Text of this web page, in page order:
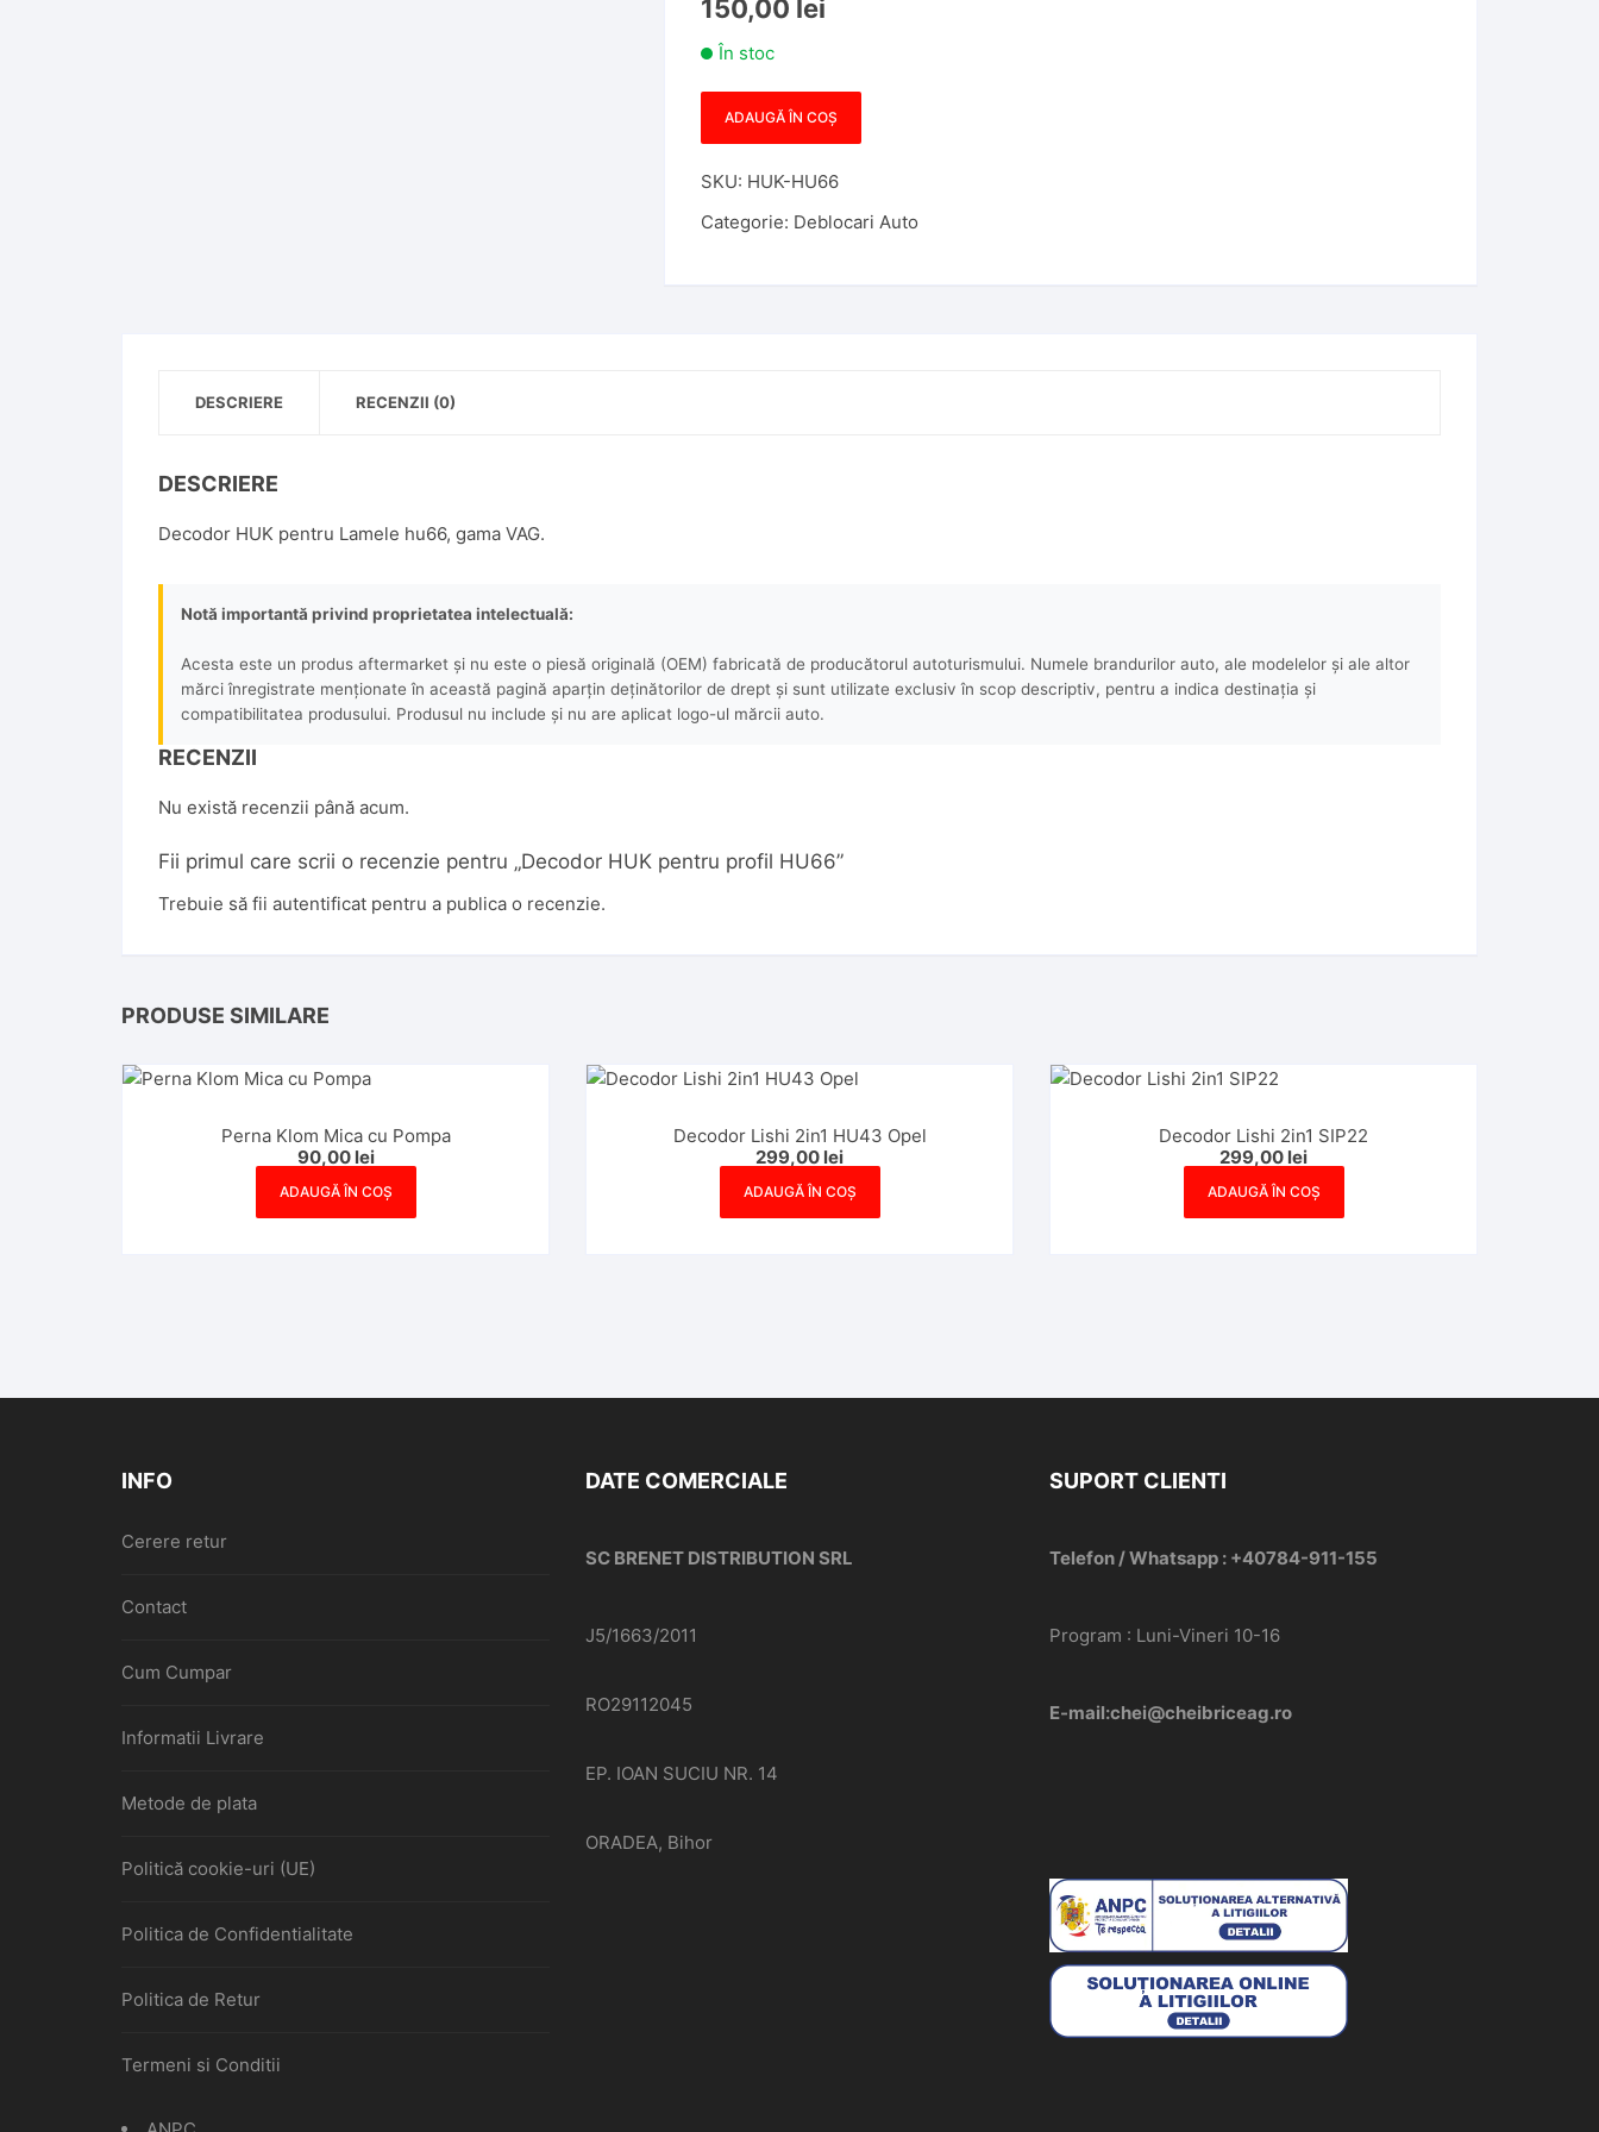
150,00 lei
În stoc
Cantitate
HUK
pentru
ADAUGĂ ÎN COȘ
SKU: HUK-HU66
Categorie: Deblocari Auto
DESCRIERE RECENZII (0)
DESCRIERE
Decodor HUK pentru Lamele hu66, gama VAG.
Notă importantă privind proprietatea intelectuală:
Acesta este un produs aftermarket și nu este o piesă originală (OEM) fabricată de producătorul autoturismului. Numele brandurilor auto, ale modelelor și ale altor
mărci înregistrate menționate în această pagină aparțin deținătorilor de drept și sunt utilizate exclusiv în scop descriptiv, pentru a indica destinația și
compatibilitatea produsului. Produsul nu include și nu are aplicat logo-ul mărcii auto.
RECENZII
Nu există recenzii până acum.
Fii primul care scrii o recenzie pentru „Decodor HUK pentru profil HU66”
Trebuie să fii autentificat pentru a publica o recenzie.
PRODUSE SIMILARE
Perna Klom Mica cu Pompa
90,00 lei
ADAUGĂ ÎN COȘ
Decodor Lishi 2in1 HU43 Opel
299,00 lei
ADAUGĂ ÎN COȘ
Decodor Lishi 2in1 SIP22
299,00 lei
ADAUGĂ ÎN COȘ
INFO
Cerere retur
Contact
Cum Cumpar
Informatii Livrare
Metode de plata
Politică cookie-uri (UE)
Politica de Confidentialitate
Politica de Retur
Termeni si Conditii
DATE COMERCIALE
SC BRENET DISTRIBUTION SRL
J5/1663/2011
RO29112045
EP. IOAN SUCIU NR. 14
ORADEA, Bihor
SUPORT CLIENTI
Telefon / Whatsapp : +40784-911-155
Program : Luni-Vineri 10-16
E-mail:chei@cheibriceag.ro